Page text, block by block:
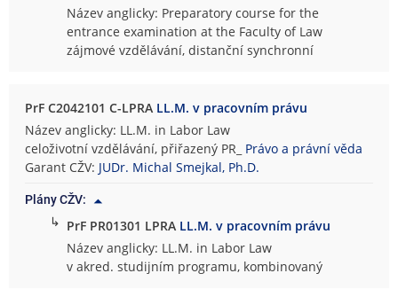
Název anglicky: Preparatory course for the
entrance examination at the Faculty of Law
zájmové vzdělávání, distanční synchronní
PrF C2042101 C-LPRA LL.M. v pracovním právu
Název anglicky: LL.M. in Labor Law
celoživotní vzdělávání, přiřazený PR_ Právo a právní věda
Garant CŽV: JUDr. Michal Smejkal, Ph.D.
Plány CŽV:
↳ PrF PR01301 LPRA LL.M. v pracovním právu
Název anglicky: LL.M. in Labor Law
v akred. studijním programu, kombinovaný